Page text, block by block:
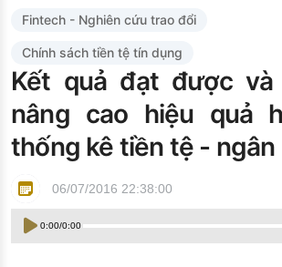
Đào tạo ISO
Fintech - Nghiên cứu trao đổi
Chính sách tiền tệ tín dụng
Kết quả đạt được và
nâng cao hiệu quả
thống kê tiền tệ - ngân
06/07/2016 22:38:00
0:00/0:00